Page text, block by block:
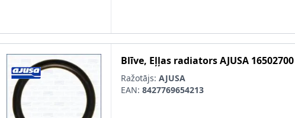
Blīve, Eļļas radiatorsAJUSA 16502700
Ražotājs: AJUSA
EAN: 8427769654213